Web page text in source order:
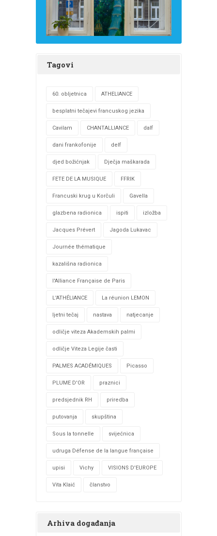
Tagovi
60. obljetnica ATHELIANCE
besplatni tečajevi francuskog jezika
Cavilam CHANTALLIANCE dalf
dani frankofonije delf
djed božićnjak Dječja maškarada
FETE DE LA MUSIQUE FFRIK
Francuski krug u Korčuli Gavella
glazbena radionica ispiti izložba
Jacques Prévert Jagoda Lukavac
Journée thématique
kazališna radionica
l'Alliance Française de Paris
L'ATHÉLIANCE La réunion LEMON
ljetni tečaj nastava natjecanje
odličje viteza Akademskih palmi
odličje Viteza Legije časti
PALMES ACADÉMIQUES Picasso
PLUME D'OR praznici
predsjednik RH priredba
putovanja skupština
Sous la tonnelle svijećnica
udruga Défense de la langue française
upisi Vichy VISIONS D'EUROPE
Vita Klaić članstvo
Arhiva događanja